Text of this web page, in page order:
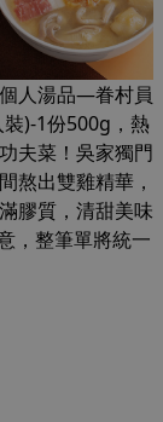
個人湯品—眷村員
)-1份500g，熱
夫菜！吳家獨門
熬出雙雞精華，
膠質，清甜美味
，整筆單將統一